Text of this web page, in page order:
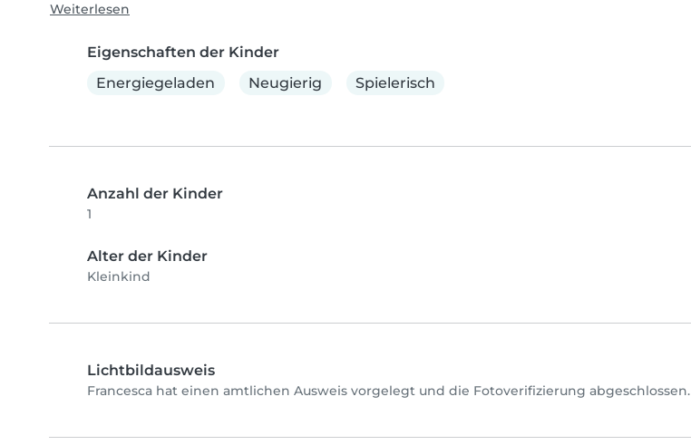
Weiterlesen
Eigenschaften der Kinder
Energiegeladen
Neugierig Spielerisch
Anzahl der Kinder
1
Alter der Kinder
Kleinkind
Lichtbildausweis
Francesca hat einen amtlichen Ausweis vorgelegt und die Fotoverifizierung abgeschlossen.